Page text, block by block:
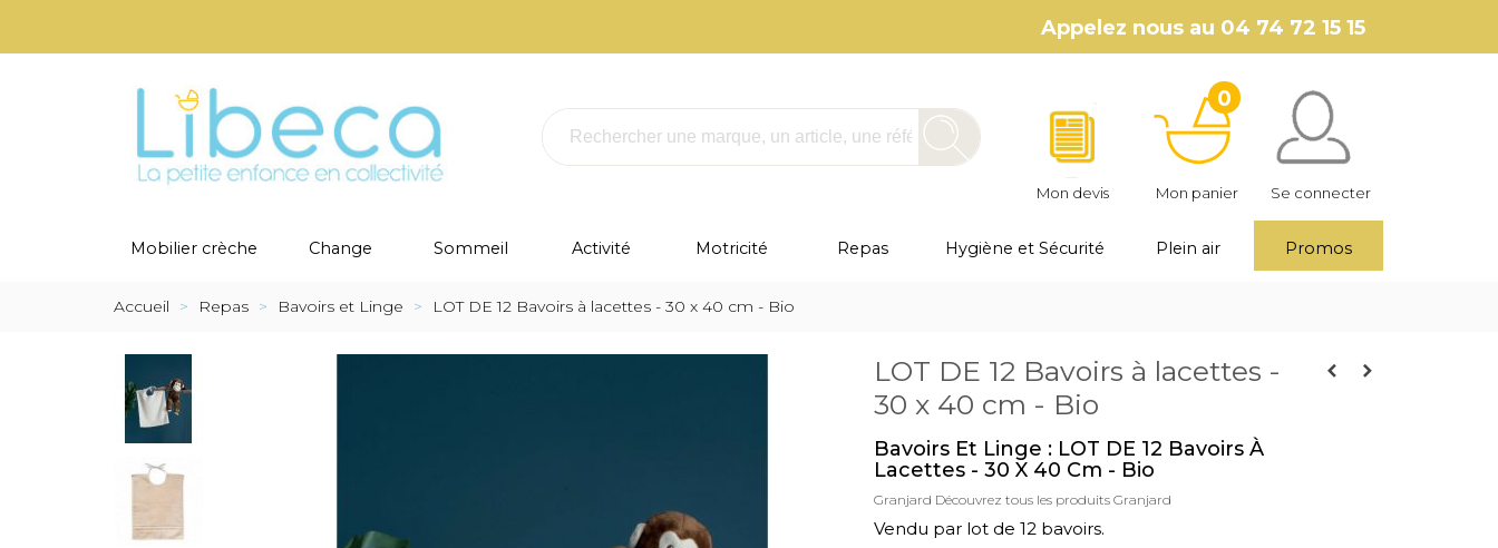
Appelez nous au 04 74 72 15 15
Mon devis
0
Mon panier Se connecter
Mobilier crèche Change Sommeil Activité Motricité Repas Hygiène et Sécurité Plein air Promos
Accueil > Repas > Bavoirs et Linge > LOT DE 12 Bavoirs à lacettes - 30 x 40 cm - Bio
LOT DE 12 Bavoirs à lacettes -
30 x 40 cm - Bio
Bavoirs Et Linge : LOT DE 12 Bavoirs À
Lacettes - 30 X 40 Cm - Bio
Granjard Découvrez tous les produits Granjard
Vendu par lot de 12 bavoirs.